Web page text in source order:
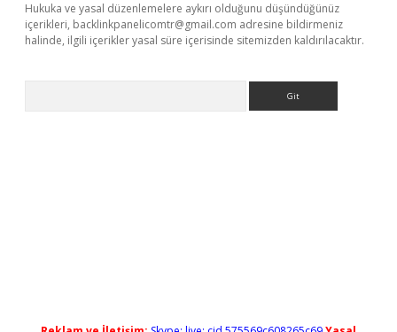
Hukuka ve yasal düzenlemelere aykırı olduğunu düşündüğünüz
içerikleri, backlinkpanelicomtr@gmail.com adresine bildirmeniz
halinde, ilgili içerikler yasal süre içerisinde sitemizden kaldırılacaktır.